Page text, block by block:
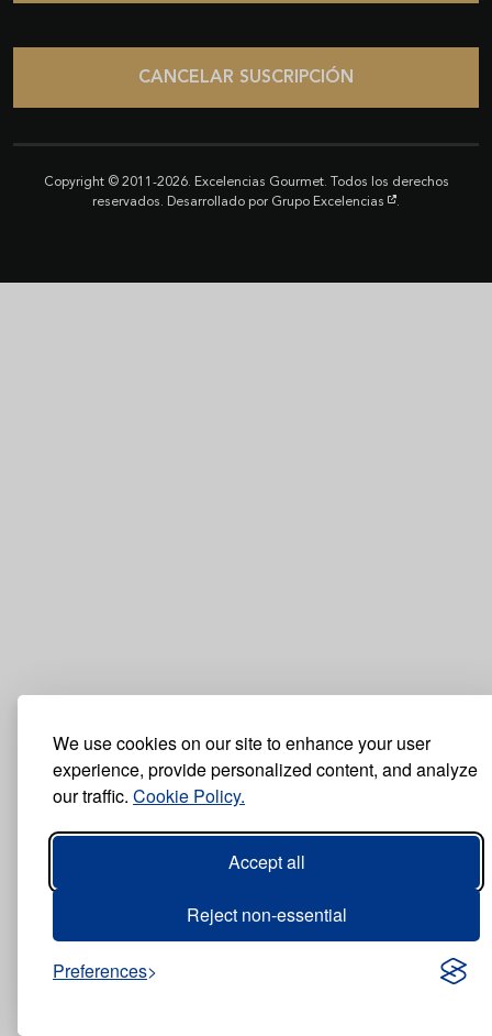
We use cookies on our site to enhance your user
experience, provide personalized content, and analyze
our traffic. Cookie Policy.
Accept all
Reject non-essential
Preferences
CANCELAR SUSCRIPCIÓN
Copyright © 2011-2026. Excelencias Gourmet. Todos los derechos
reservados. Desarrollado por Grupo Excelencias .